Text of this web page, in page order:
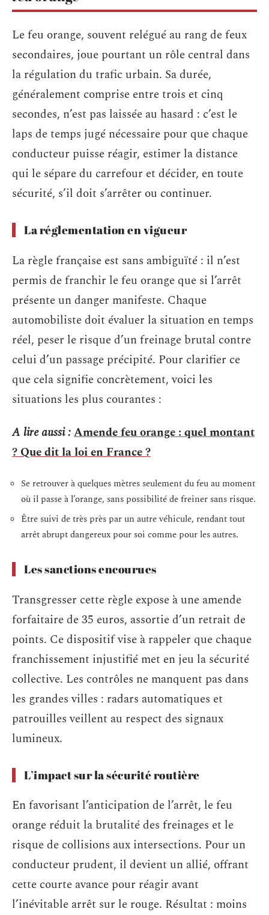
Le feu orange, souvent relégué au rang de feux
secondaires, joue pourtant un rôle central dans
la régulation du trafic urbain. Sa durée,
généralement comprise entre trois et cinq
secondes, n’est pas laissée au hasard : c’est le
laps de temps jugé nécessaire pour que chaque
conducteur puisse réagir, estimer la distance
qui le sépare du carrefour et décider, en toute
sécurité, s’il doit s’arrêter ou continuer.
La réglementation en vigueur
La règle française est sans ambiguïté : il n’est
permis de franchir le feu orange que si l’arrêt
présente un danger manifeste. Chaque
automobiliste doit évaluer la situation en temps
réel, peser le risque d’un freinage brutal contre
celui d’un passage précipité. Pour clarifier ce
que cela signifie concrètement, voici les
situations les plus courantes :
A lire aussi :Amende feu orange : quel montant
? Que dit la loi en France ?
Se retrouver à quelques mètres seulement du feu au moment
où il passe à l’orange, sans possibilité de freiner sans risque.
Être suivi de très près par un autre véhicule, rendant tout
arrêt abrupt dangereux pour soi comme pour les autres.
Les sanctions encourues
Transgresser cette règle expose à une amende
forfaitaire de 35 euros, assortie d’un retrait de
points. Ce dispositif vise à rappeler que chaque
franchissement injustifié met en jeu la sécurité
collective. Les contrôles ne manquent pas dans
les grandes villes : radars automatiques et
patrouilles veillent au respect des signaux
lumineux.
L’impact sur la sécurité routière
En favorisant l’anticipation de l’arrêt, le feu
orange réduit la brutalité des freinages et le
risque de collisions aux intersections. Pour un
conducteur prudent, il devient un allié, offrant
cette courte avance pour réagir avant
l’inévitable arrêt sur le rouge. Résultat : moins